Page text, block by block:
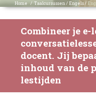
Home / Taalcursussen/Engels/
Combineer je
docent. Jij
inhoud van de
lestijden